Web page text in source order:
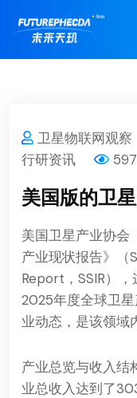
卫星物联网观察
行研资讯
597
美国版的卫
美国卫星产业协会
产业现状报告》
Report，SSIR）
2025年度全球卫
业动态，是该领域
产业总览与收入结
业总收入达到了